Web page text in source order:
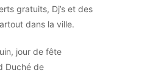
gratuits, Dj’s et des
dans la ville.
jour de fête
Duché de